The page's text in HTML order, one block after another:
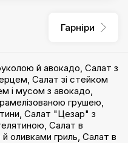
Гарніри
й авокадо, Салат з
, Салат зі стейком
і мусом з авокадо,
грушею,
, Салат "Цезар" з
, Салат в
оливками гриль, Салат в